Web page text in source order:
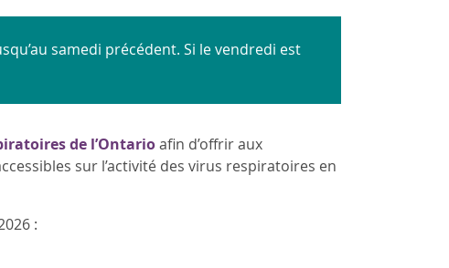
samedi précédent. Si le vendredi est
de l’Ontarioafin d’offrir aux
sur l’activité des virus respiratoires en
: